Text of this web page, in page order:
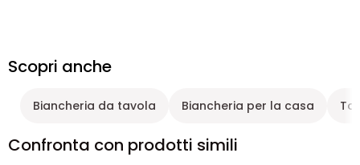
Scopri anche
Biancheria da tavola Biancheria per la casa
Confronta con prodotti simili